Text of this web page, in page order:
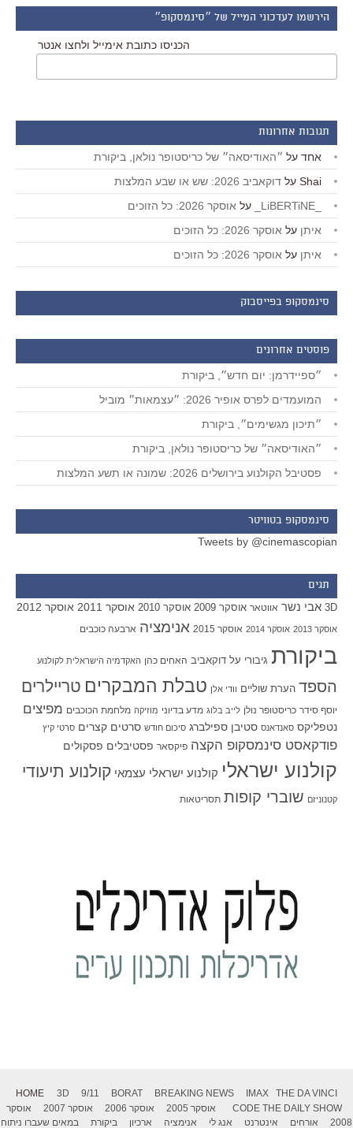
הירשמו לעדכוני המייל של ״סינמסקופ״
הכניסו כתובת אימייל ולחצו אנטר
תגובות אחרונות
אחד על ״האודיסאה״ של כריסטופר נולאן, ביקורת
Shai על דוקאביב 2026: שש או שבע המלצות
על אוסקר 2026: כל הזוכים
איתן על אוסקר 2026: כל הזוכים
איתן על אוסקר 2026: כל הזוכים
סינמסקופ בפייסבוק
פוסטים אחרונים
״ספיידרמן: יום חדש״, ביקורת
המועמדים לפרס אופיר 2026: ״עצמאות״ מוביל
״תיכון מגשימים״, ביקורת
״האודיסאה״ של כריסטופר נולאן, ביקורת
פסטיבל הקולנוע בירושלים 2026: שמונה או תשע המלצות
סינמסקופ בטוויטר
Tweets by @cinemascopian
תגים
3D אבי נשר אווטאר אוסקר 2009 אוסקר 2010 אוסקר 2011 אוסקר 2012
אוסקר 2013 אוסקר 2014 אוסקר 2015 אנימציה ארבעה כוכבים
ביקורת גיבורי על דוקאביב האחים כהן האקדמיה הישראלית לקולנוע
הספד הערת שוליים וודי אלן טבלת המבקרים טריילרים
יוסף סידר כריסטופר נולן לייב בלוג מדע בדיוני מוזיקה מלחמת הכוכבים מפיצים
נטפליקס סאנדאנס סטיבן ספילברג סיכום חודש סרטים קצרים סרטי קיץ
פודקאסט סינמסקופ הקצה פיקסאר פסטיבלים פסקולים
קולנוע ישראלי קולנוע ישראלי עצמאי קולנוע תיעודי
קטנוניזם שוברי קופות תסריטאות
HOME 3D 9/11 BORAT BREAKING NEWS IMAX
THE DA VINCI
CODE THE DAILY SHOW אוסקר 2005 אוסקר 2006 אוסקר 2007
אוסקר
2008
אורחים אינטרנט אנג לי אנימציה ארכיון ביקורת במאים שעברו ניתוח